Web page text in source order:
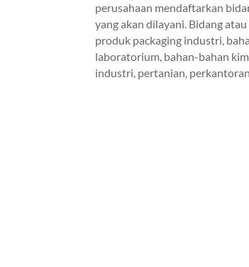
perusahaan mendaftarkan
yang akan dilayani. Bidang
produk packaging industri,
laboratorium, bahan-bahan
industri, pertanian,